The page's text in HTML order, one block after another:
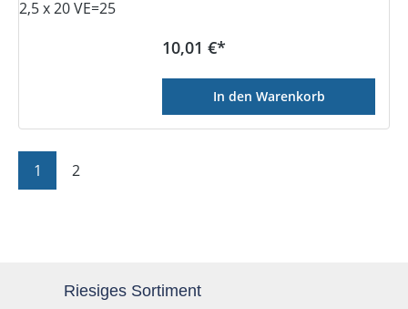
Regulärer Preis:
10,01 €*
In den Warenkorb
Seite
1 Seite
2
Riesiges Sortiment